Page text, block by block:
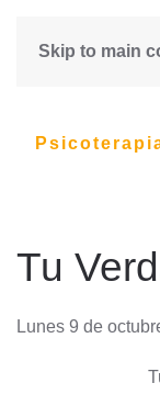
Skip to main
Tu
Lunes 9 de